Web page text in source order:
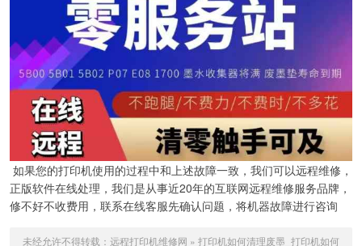
如果您的打印机使用的过程中和上述故障一致，我们可以远程维修，
正版软件在线处理，我们是从事近20年的互联网远程维修服务品牌，
修不好不收费用，联系在线客服先确认问题，将机器故障进行咨询
未经允许不得转载： 远程打印机维修网 » 打印机如何清理废墨_打印机如何